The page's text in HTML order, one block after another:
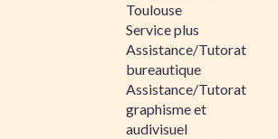
Toulouse
Service plus
Assistance/Tutorat
bureautique
Assistance/Tutorat
graphisme et
audivisuel